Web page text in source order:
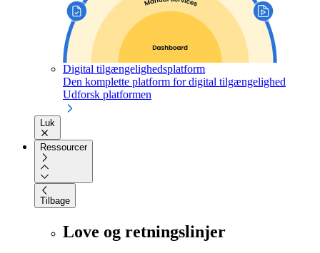
Digital tilgængelighedsplatform
Den komplette platform for digital tilgængelighed
Udforsk platformen
Luk
Ressourcer
Tilbage
Love og retningslinjer